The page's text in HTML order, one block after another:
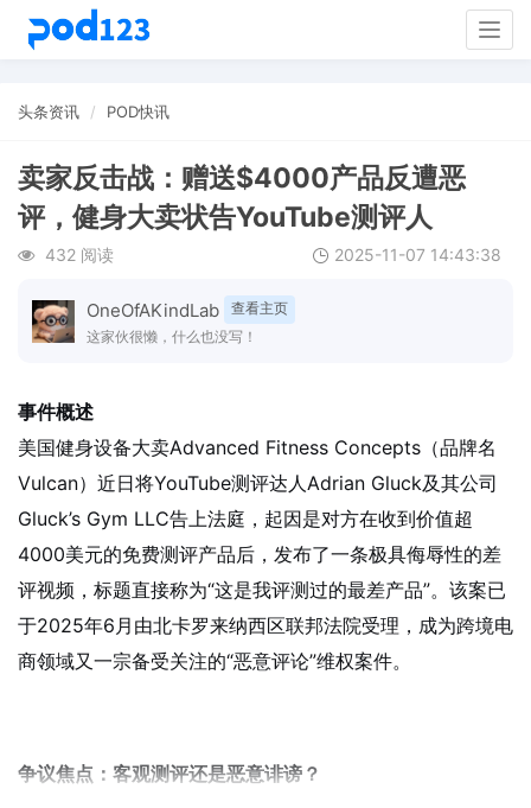
头条资讯 POD快讯
卖家反击战：赠送$4000产品反遭恶
评，健身大卖状告YouTube测评人
432 阅读 2025-11-07 14:43:38
OneOfAKindLab
查看主页
这家伙很懒，什么也没写！
事件概述
美国健身设备大卖Advanced Fitness Concepts（品牌名
Vulcan）近日将YouTube测评达人Adrian Gluck及其公司
Gluck’s Gym LLC告上法庭，起因是对方在收到价值超
4000美元的免费测评产品后，发布了一条极具侮辱性的差
评视频，标题直接称为“这是我评测过的最差产品”。该案已
于2025年6月由北卡罗来纳西区联邦法院受理，成为跨境电
商领域又一宗备受关注的“恶意评论”维权案件。
争议焦点：客观测评还是恶意诽谤？